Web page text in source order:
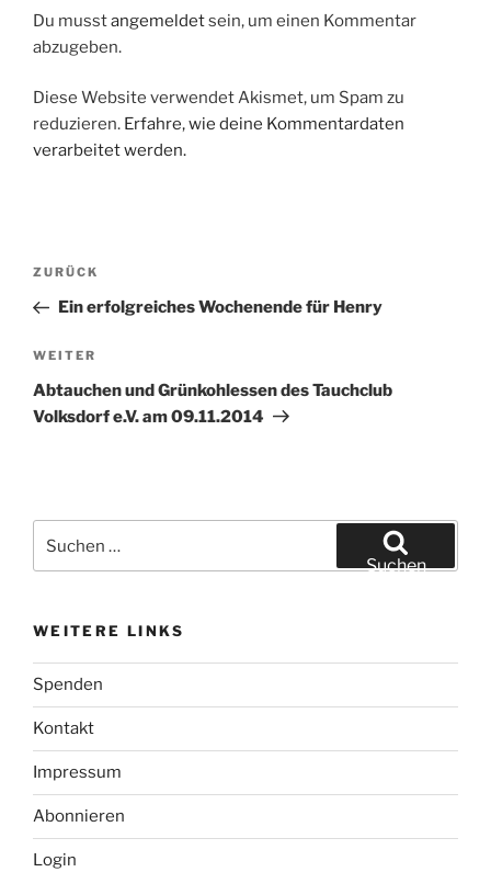
Du musstangemeldetsein, um einen Kommentar
abzugeben.
Diese Website verwendet Akismet, um Spam zu
reduzieren. Erfahre, wie deine Kommentardaten
verarbeitet werden.
Beitragsnavigation
Vorheriger
Beitrag
ZURÜCK
Ein erfolgreiches Wochenende für Henry
Nächster
Beitrag
WEITER
Abtauchen und Grünkohlessen des Tauchclub
Volksdorf e.V. am 09.11.2014
nach:
Suchen
WEITERE LINKS
Spenden
Kontakt
Impressum
Abonnieren
Login